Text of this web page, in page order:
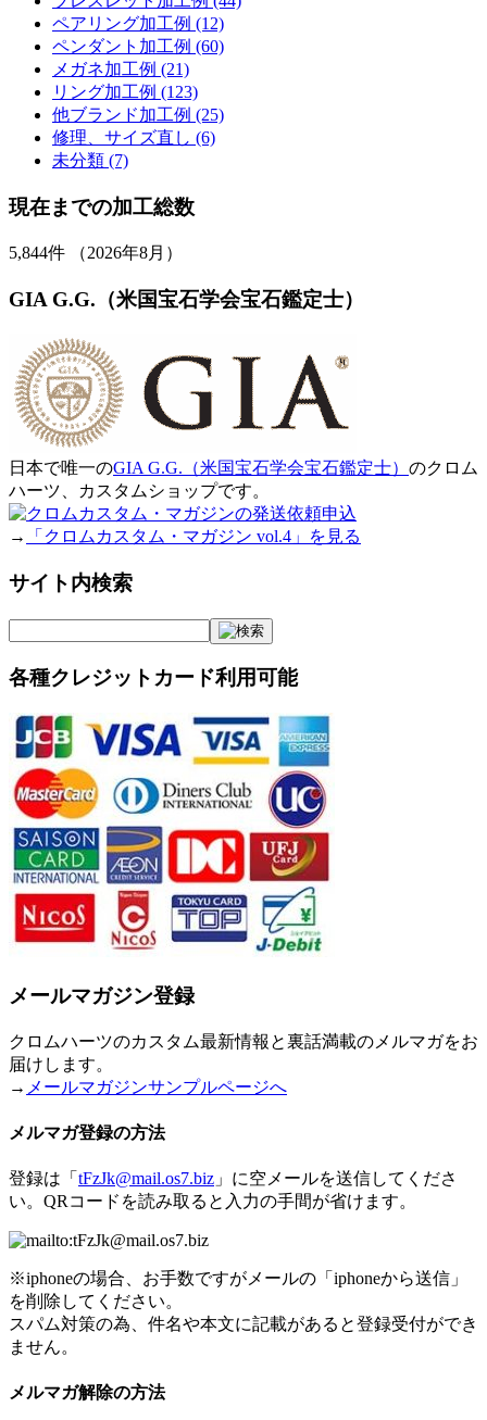
ペアリング加工例 (12)
ペンダント加工例 (60)
メガネ加工例 (21)
リング加工例 (123)
他ブランド加工例 (25)
修理、サイズ直し (6)
未分類 (7)
現在までの加工総数
5,844件 （2026年8月）
GIA G.G.（米国宝石学会宝石鑑定士）
日本で唯一のGIA G.G.（米国宝石学会宝石鑑定士） のクロム
ハーツ、カスタムショップです。
→ 「クロムカスタム・マガジン vol.4」を見る
サイト内検索
各種クレジットカード利用可能
メールマガジン登録
クロムハーツのカスタム最新情報と裏話満載のメルマガをお
届けします。
→ メールマガジンサンプルページへ
メルマガ登録の方法
登録は「 tFzJk@mail.os7.biz 」に空メールを送信してくださ
い。QRコードを読み取ると入力の手間が省けます。
※iphoneの場合、お手数ですがメールの「iphoneから送信」
を削除してください。
スパム対策の為、件名や本文に記載があると登録受付ができ
ません。
メルマガ解除の方法